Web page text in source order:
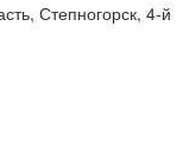
Степногорск, 4-й